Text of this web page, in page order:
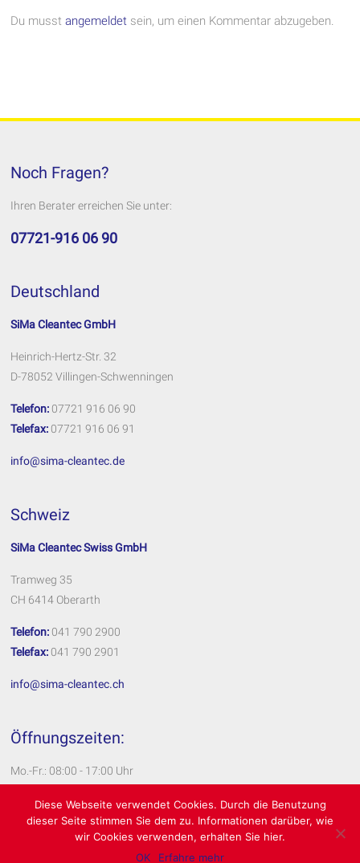
Du musstangemeldet sein, um einen Kommentar abzugeben.
Noch Fragen?
Ihren Berater erreichen Sie unter:
07721-916 06 90
Deutschland
SiMa Cleantec GmbH
Heinrich-Hertz-Str. 32
D-78052 Villingen-Schwenningen
Telefon: 07721 916 06 90
Telefax: 07721 916 06 91
info@sima-cleantec.de
Schweiz
SiMa Cleantec Swiss GmbH
Tramweg 35
CH 6414 Oberarth
Telefon: 041 790 2900
Telefax: 041 790 2901
info@sima-cleantec.ch
Öffnungszeiten:
Mo.-Fr.: 08:00 - 17:00 Uhr
Impressum
Datenschutzerklärung
Diese Webseite verwendet Cookies. Durch die Benutzung
dieser Seite stimmen Sie dem zu. Informationen darüber, wie
wir Cookies verwenden, erhalten Sie hier.
OK
Erfahre mehr